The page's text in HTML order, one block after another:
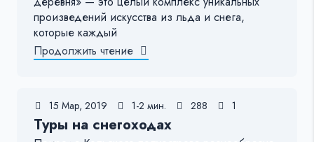
произведений искусства из льда и снега,
которые каждый
Продолжить чтение
15 Мар, 2019 1-2 мин. 288 1
Туры на снегоходах